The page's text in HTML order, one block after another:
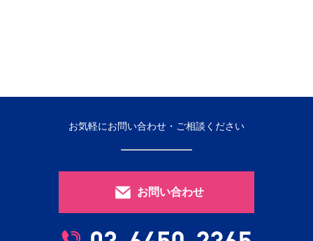
お気軽にお問い合わせ・ご相談ください
お問い合わせ